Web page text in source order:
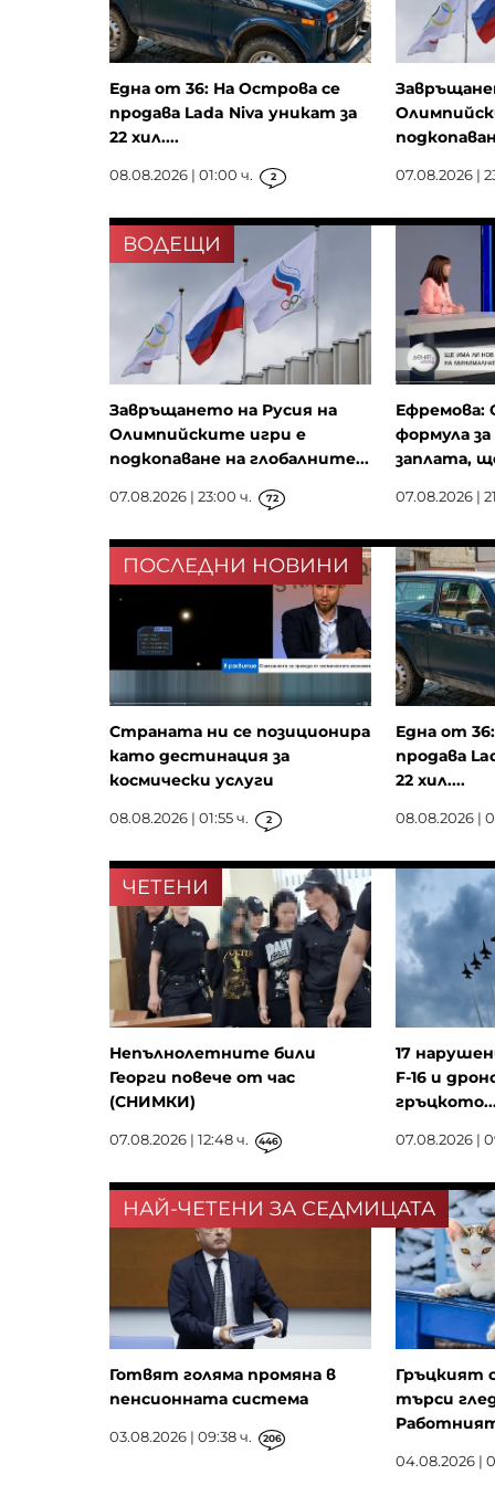
Хитър трик, който ще
чайките да стоят далеч от
храната ви
Една от 36: На Острова се
продава Lada Niva уникат за
22 хил....
08.08.2026 | 01:00 ч. 2 07.08.2026 |
ВОДЕЩИ
Завръщането на Русия на
Олимпийските игри е
подкопаване на глобалните...
07.08.2026 | 23:00 ч. 72
Ефремова:
формула
заплата,
07.08.2026 |
ПОСЛЕДНИ НОВИНИ
Страната ни се позиционира
като дестинация за
космически услуги
08.08.2026 | 01:55 ч. 2
Една от
продава
22 хил....
08.08.2026 |
ЧЕТЕНИ
Непълнолетните били
Георги повече от час
(СНИМКИ)
07.08.2026 | 12:48 ч. 446
17
F-16 и
07.08.2026 |
НАЙ-ЧЕТЕНИ ЗА СЕДМИЦАТА
Готвят голяма промяна в
пенсионната система
03.08.2026 | 09:38 ч. 206
Гръцкият
търси
04.08.2026 |